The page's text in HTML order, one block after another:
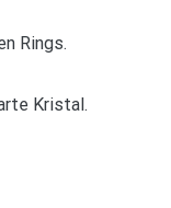
Rings.
Kristal.